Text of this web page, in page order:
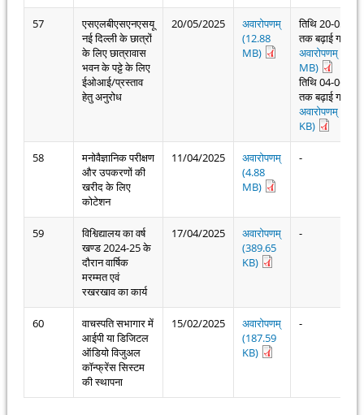
57
एसएलबीएसएनएसयू
नई दिल्ली के छात्रों
के लिए छात्रावास
भवन के पट्टे के लिए
ईओआई/प्रस्ताव
हेतु अनुरोध
20/05/2025
अवारोपणम्
(12.88
MB)
तिथि 20-05-
तक बढ़ाई गई
अवारोपणम् (1.21
MB)
तिथि 04-06-
तक बढ़ाई गई
अवारोपणम्
KB)
58
मनोवैज्ञानिक परीक्षण
और उपकरणों की
खरीद के लिए
कोटेशन
11/04/2025
अवारोपणम्
(4.88
MB)
-
59
विश्विद्यालय का वर्ष
खण्ड 2024-25 के
दौरान वार्षिक
मरम्मत एवं
रखरखाव का कार्य
17/04/2025
अवारोपणम्
(389.65
KB)
-
60
वाचस्पति सभागार में
आईपी या डिजिटल
ऑडियो विजुअल
कॉन्फ्रेंस सिस्टम
की स्थापना
15/02/2025
अवारोपणम्
(187.59
KB)
-